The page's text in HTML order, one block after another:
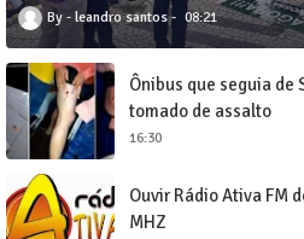
leandro santos 08:21
Ônibus que seguia de
tomado de assalto
16:30
Ouvir Rádio Ativa FM
MHZ